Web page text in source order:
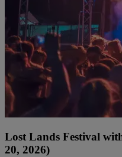
Lost Lands Festival
20, 2026)